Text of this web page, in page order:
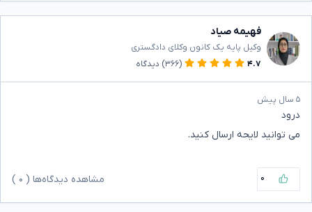
فهیمه صیاد
وکیل پایه یک کانون وکلای دادگستری
۴.۷
(۳۶۶) دیدگاه
۵ سال پیش
درود
می توانید لایحه ارسال کنید.
۰ مشاهده دیدگاه‌ها ( ۰